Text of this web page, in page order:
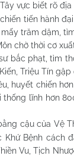
vực biết rõ địa
tiến hành đại
trăm dặm,
chờ thời cơ
phạt, tìm
Triệu Tín
huyết chiến
lĩnh hơn
cậu của Vệ
Bệnh cách
Vu, Tịch